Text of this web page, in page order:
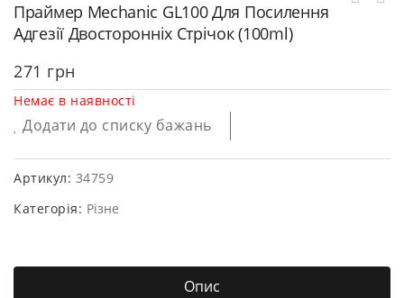
Праймер Mechanic GL100 Для Посилення
Адгезії Двосторонніх Стрічок (100ml)
271 грн
Немає в наявності
Додати до списку бажань
Артикул: 34759
Категорія: Різне
Опис